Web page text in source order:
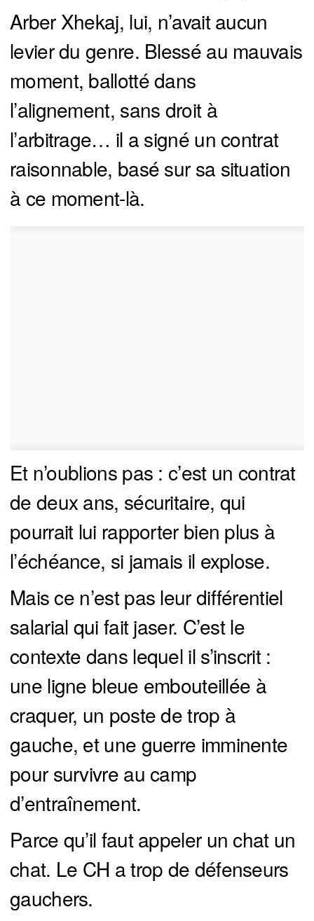
Arber Xhekaj, lui, n’avait aucun
levier du genre. Blessé au mauvais
moment, ballotté dans
l’alignement, sans droit à
l’arbitrage… il a signé un contrat
raisonnable, basé sur sa situation
à ce moment-là.
Et n’oublions pas : c’est un contrat
de deux ans, sécuritaire, qui
pourrait lui rapporter bien plus à
l’échéance, si jamais il explose.
Mais ce n’est pas leur différentiel
salarial qui fait jaser. C’est le
contexte dans lequel il s’inscrit :
une ligne bleue embouteillée à
craquer, un poste de trop à
gauche, et une guerre imminente
pour survivre au camp
d’entraînement.
Parce qu’il faut appeler un chat un
chat. Le CH a trop de défenseurs
gauchers.